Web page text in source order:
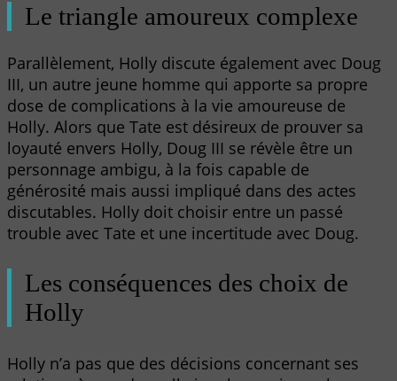
Le triangle amoureux complexe
Parallèlement, Holly discute également avec Doug
III, un autre jeune homme qui apporte sa propre
dose de complications à la vie amoureuse de
Holly. Alors que Tate est désireux de prouver sa
loyauté envers Holly, Doug III se révèle être un
personnage ambigu, à la fois capable de
générosité mais aussi impliqué dans des actes
discutables. Holly doit choisir entre un passé
trouble avec Tate et une incertitude avec Doug.
Les conséquences des choix de
Holly
Holly n’a pas que des décisions concernant ses